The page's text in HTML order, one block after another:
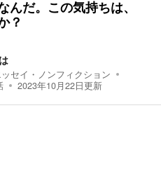
んだ。この気持ちは、
？
セイ・ノンフィクション
2023年10月22日更新